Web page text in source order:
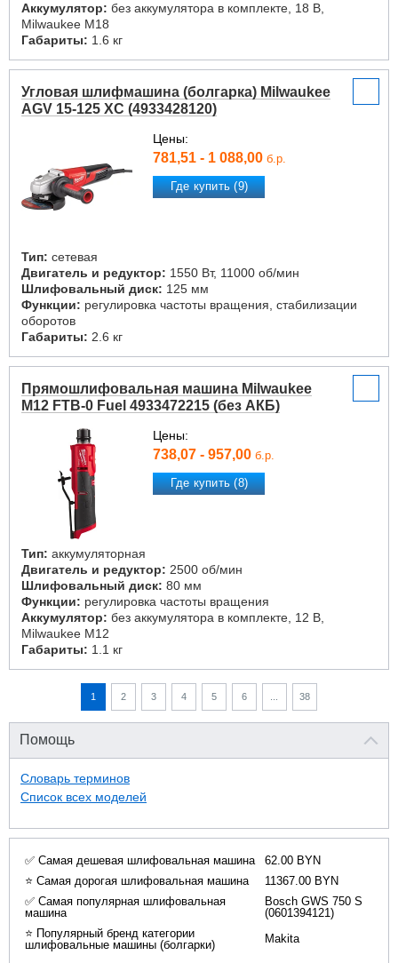
Аккумулятор: без аккумулятора в комплекте, 18 В,
Milwaukee M18
Габариты: 1.6 кг
Угловая шлифмашина (болгарка) Milwaukee
AGV 15-125 XC (4933428120)
Цены:
781,51 - 1 088,00 б.р.
Где купить (9)
Тип: сетевая
Двигатель и редуктор: 1550 Вт, 11000 об/мин
Шлифовальный диск: 125 мм
Функции: регулировка частоты вращения, стабилизации
оборотов
Габариты: 2.6 кг
Прямошлифовальная машина Milwaukee
M12 FTB-0 Fuel 4933472215 (без АКБ)
Цены:
738,07 - 957,00 б.р.
Где купить (8)
Тип: аккумуляторная
Двигатель и редуктор: 2500 об/мин
Шлифовальный диск: 80 мм
Функции: регулировка частоты вращения
Аккумулятор: без аккумулятора в комплекте, 12 В,
Milwaukee M12
Габариты: 1.1 кг
1 2 3 4 5 6 38
Помощь
Словарь терминов
Список всех моделей
✅ Самая дешевая шлифовальная машина
62.00 BYN
⭐ Самая дорогая шлифовальная машина
11367.00 BYN
✅ Самая популярная шлифовальная
машина
Bosch GWS 750 S
(0601394121)
⭐ Популярный бренд категории
шлифовальные машины (болгарки)
Makita